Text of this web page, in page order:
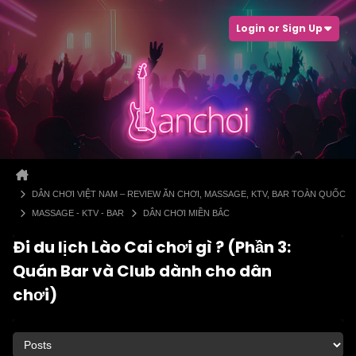
Login or Sign Up
DÂN CHƠI VIỆT NAM – REVIEW ĂN CHƠI, MASSAGE, KTV, BAR TOÀN QUỐC
MASSAGE - KTV - BAR
DÂN CHƠI MIỀN BẮC
Đi du lịch Lào Cai chơi gì ? (Phần 3:
Quán Bar và Club dành cho dân
chơi)